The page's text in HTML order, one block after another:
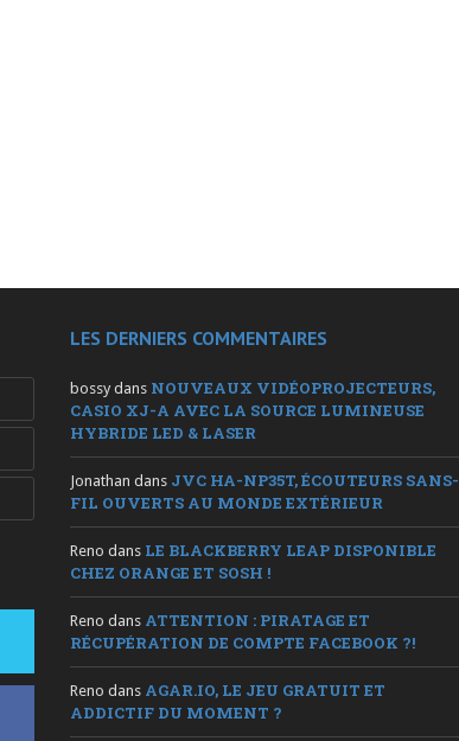
LES DERNIERS COMMENTAIRES
bossy dans NOUVEAUX VIDÉOPROJECTEURS,
CASIO XJ-A AVEC LA SOURCE LUMINEUSE
HYBRIDE LED & LASER
Jonathan dans JVC HA-NP35T, ÉCOUTEURS SANS-
FIL OUVERTS AU MONDE EXTÉRIEUR
Reno dans LE BLACKBERRY LEAP DISPONIBLE
CHEZ ORANGE ET SOSH !
Reno dans ATTENTION : PIRATAGE ET
RÉCUPÉRATION DE COMPTE FACEBOOK ?!
Reno dans AGAR.IO, LE JEU GRATUIT ET
ADDICTIF DU MOMENT ?